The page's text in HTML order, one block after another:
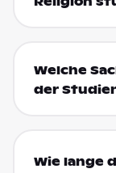
Welche
der
Wie lange